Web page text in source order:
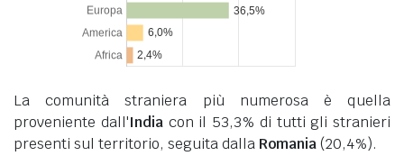
La comunità straniera più numerosa è quella
proveniente dall'Indiacon il 53,3% di tutti gli stranieri
presenti sul territorio, seguita dalla Romania(20,4%).